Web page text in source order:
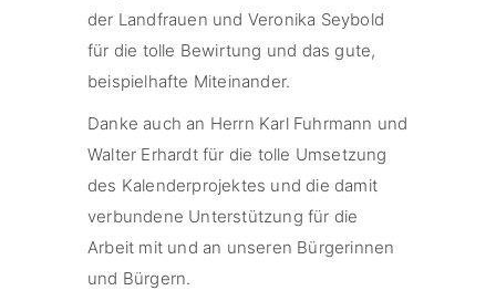
der Landfrauen und Veronika Seybold
für die tolle Bewirtung und das gute,
beispielhafte Miteinander.
Danke auch an Herrn Karl Fuhrmann und
Walter Erhardt für die tolle Umsetzung
des Kalenderprojektes und die damit
verbundene Unterstützung für die
Arbeit mit und an unseren Bürgerinnen
und Bürgern.